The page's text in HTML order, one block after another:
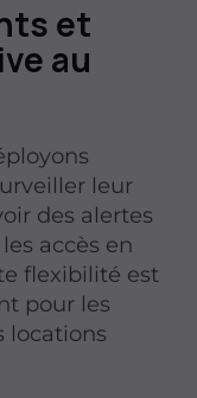
et
au
leur
des alertes
accès en
flexibilité est
pour les
locations